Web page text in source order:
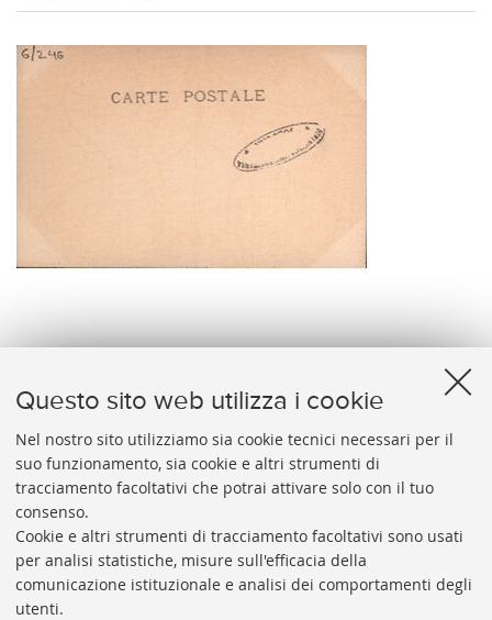
Questo sito web utilizza i cookie
Nel nostro sito utilizziamo sia cookie tecnici necessari per il
suo funzionamento, sia cookie e altri strumenti di
tracciamento facoltativi che potrai attivare solo con il tuo
consenso.
Cookie e altri strumenti di tracciamento facoltativi sono usati
per analisi statistiche, misure sull'efficacia della
comunicazione istituzionale e analisi dei comportamenti degli
utenti.
UNIVERSITARIA
Presidente: prof. Francesco Citti
Coordinatrice gestionale: Maria Pia Torricelli
Responsabile Amministrativo: Luigia Di Pumpo